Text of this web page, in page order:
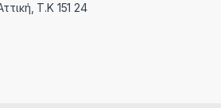
Τ.Κ 151 24